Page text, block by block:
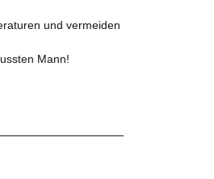
und vermeiden
Mann!